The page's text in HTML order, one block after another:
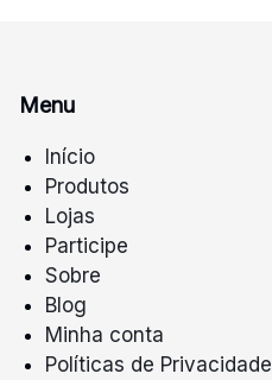
Menu
Início
Produtos
Lojas
Participe
Sobre
Blog
Minha conta
Políticas de Privacidade